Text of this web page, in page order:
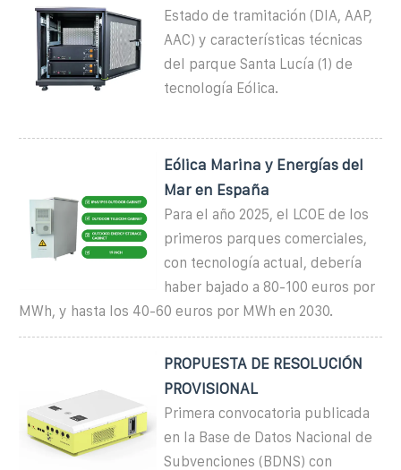
Estado de tramitación (DIA, AAP,
AAC) y características técnicas
del parque Santa Lucía (1) de
tecnología Eólica.
Eólica Marina y Energías del
Mar en España
Para el año 2025, el LCOE de los
primeros parques comerciales,
con tecnología actual, debería
haber bajado a 80-100 euros por
MWh, y hasta los 40-60 euros por MWh en 2030.
PROPUESTA DE RESOLUCIÓN
PROVISIONAL
Primera convocatoria publicada
en la Base de Datos Nacional de
Subvenciones (BDNS) con